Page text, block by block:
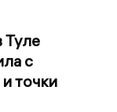
Туле
с
точки